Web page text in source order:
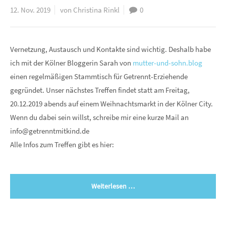
12. Nov. 2019 von Christina Rinkl 0
Vernetzung, Austausch und Kontakte sind wichtig. Deshalb habe
ich mit der Kölner Bloggerin Sarah von mutter-und-sohn.blog
einen regelmäßigen Stammtisch für Getrennt-Erziehende
gegründet. Unser nächstes Treffen findet statt am Freitag,
20.12.2019 abends auf einem Weihnachtsmarkt in der Kölner City.
Wenn du dabei sein willst, schreibe mir eine kurze Mail an
info@getrenntmitkind.de
Alle Infos zum Treffen gibt es hier:
Weiterlesen …